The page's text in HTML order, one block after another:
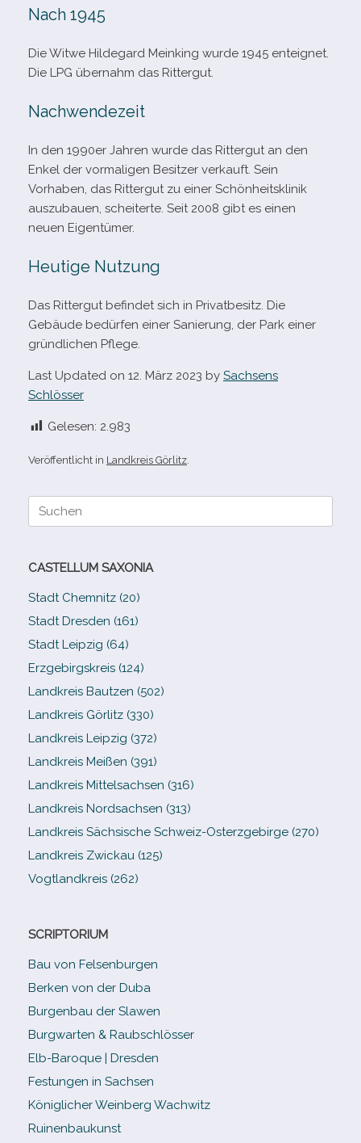
Nach 1945
Die Witwe Hildegard Meinking wurde 1945 ent­eig­net.
Die LPG über­nahm das Rittergut.
Nachwendezeit
In den 1990er Jahren wurde das Rittergut an den
Enkel der vor­ma­li­gen Besitzer ver­kauft. Sein
Vorhaben, das Rittergut zu einer Schönheitsklinik
aus­zu­bauen, schei­terte. Seit 2008 gibt es einen
neuen Eigentümer.
Heutige Nutzung
Das Rittergut befin­det sich in Privatbesitz. Die
Gebäude bedür­fen einer Sanierung, der Park einer
gründ­li­chen Pflege.
Last Updated on 12. März 2023 by Sachsens
Schlösser
Gelesen: 2.983
Veröffentlicht in Landkreis Görlitz
Suche
CASTELLUM SAXONIA
Stadt Chemnitz (20)
Stadt Dresden (161)
Stadt Leipzig (64)
Erzgebirgskreis (124)
Landkreis Bautzen (502)
Landkreis Görlitz (330)
Landkreis Leipzig (372)
Landkreis Meißen (391)
Landkreis Mittelsachsen (316)
Landkreis Nordsachsen (313)
Landkreis Sächsische Schweiz-​Osterzgebirge (270)
Landkreis Zwickau (125)
Vogtlandkreis (262)
SCRIPTORIUM
Bau von Felsenburgen
Berken von der Duba
Burgenbau der Slawen
Burgwarten & Raubschlösser
Elb-​Baroque | Dresden
Festungen in Sachsen
Königlicher Weinberg Wachwitz
Ruinenbaukunst